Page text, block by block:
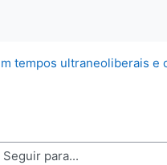
tempos ultraneoliberais